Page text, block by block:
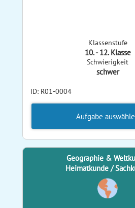
Klassenstufe
10. - 12. Klasse
Schwierigkeit
schwer
ID: R01-0004
Aufgabe
Geographie &
Heimatkunde /